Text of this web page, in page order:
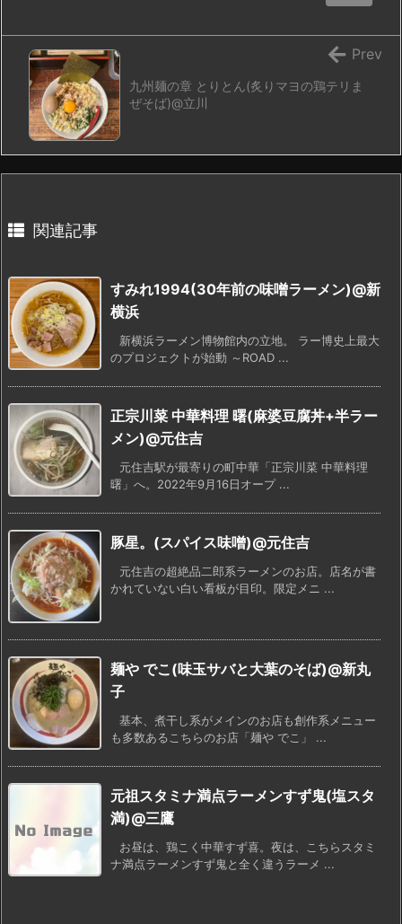
九州麺の章 とりとん(炙りマヨの鶏テリま
ぜそば)@立川
Prev
関連記事
すみれ1994(30年前の味噌ラーメン)@新
横浜
新横浜ラーメン博物館内の立地。 ラー博史上最大
のプロジェクトが始動 ～ROAD ...
正宗川菜 中華料理 曙(麻婆豆腐丼+半ラー
メン)@元住吉
元住吉駅が最寄りの町中華「正宗川菜 中華料理
曙」へ。2022年9月16日オープ ...
豚星。(スパイス味噌)@元住吉
元住吉の超絶品二郎系ラーメンのお店。店名が書
かれていない白い看板が目印。限定メニ ...
麺や でこ(味玉サバと大葉のそば)@新丸
子
基本、煮干し系がメインのお店も創作系メニュー
も多数あるこちらのお店「麺や でこ」 ...
元祖スタミナ満点ラーメンすず鬼(塩スタ
満)@三鷹
お昼は、鶏こく中華すず喜。夜は、こちらスタミ
ナ満点ラーメンすず鬼と全く違うラーメ ...